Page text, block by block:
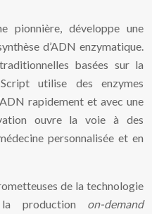
pionnière, développe une
d’ADN enzymatique.
basées sur la
utilise des enzymes
rapidement et avec une
ouvre la voie à des
personnalisée et en
de la technologie
production on-demand